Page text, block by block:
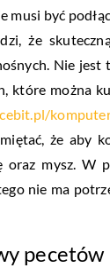
być
że
Nie jest
które można
że aby
mysz. W
nie ma
pecetów